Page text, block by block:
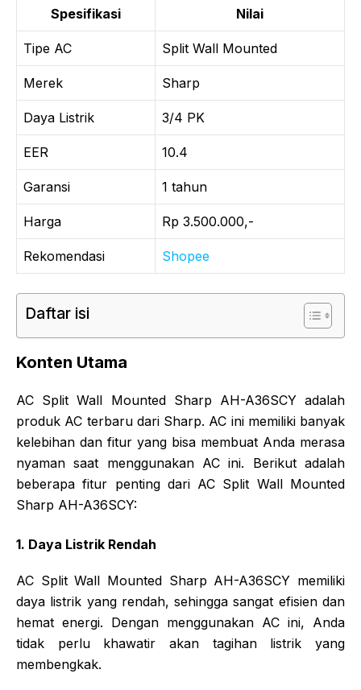
Spesifikasi Nilai
Tipe AC Split Wall Mounted
Merek Sharp
Daya Listrik 3/4 PK
EER 10.4
Garansi 1 tahun
Harga Rp 3.500.000,-
Rekomendasi Shopee
Daftar isi
Konten Utama
AC Split Wall Mounted Sharp AH-A36SCY adalah
produk AC terbaru dari Sharp. AC ini memiliki banyak
kelebihan dan fitur yang bisa membuat Anda merasa
nyaman saat menggunakan AC ini. Berikut adalah
beberapa fitur penting dari AC Split Wall Mounted
Sharp AH-A36SCY:
1. Daya Listrik Rendah
AC Split Wall Mounted Sharp AH-A36SCY memiliki
daya listrik yang rendah, sehingga sangat efisien dan
hemat energi. Dengan menggunakan AC ini, Anda
tidak perlu khawatir akan tagihan listrik yang
membengkak.